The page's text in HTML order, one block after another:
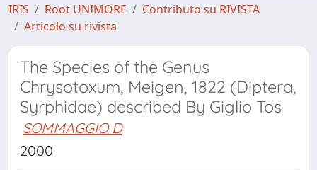
IRIS Root UNIMORE
Contributo su RIVISTA
Articolo su rivista
The Species of the Genus
Chrysotoxum, Meigen, 1822 (Diptera,
Syrphidae) described By Giglio Tos
SOMMAGGIO D
2000